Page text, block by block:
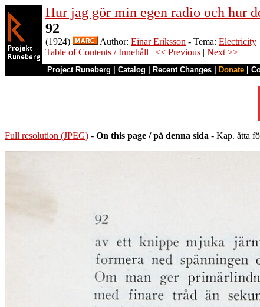
Hur jag gör min egen radio och hur
92
(1924) Author: Einar Eriksson - Tema: Electricity
Table of Contents / Innehåll | << Previous | Next >>
Project Runeberg Catalog Recent Changes Donate
Full resolution (JPEG) - On this page / på denna sida - Kap. åtta